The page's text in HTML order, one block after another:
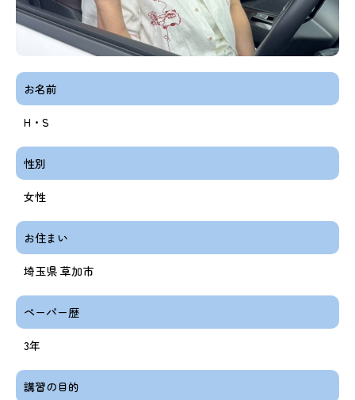
お名前
H・S
性別
女性
お住まい
埼玉県 草加市
ペーパー歴
3年
講習の目的